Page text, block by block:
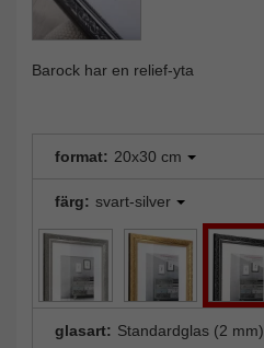
Barock har en relief-yta
format: 20x30 cm
färg: svart-silver
glasart: Standardglas (2 mm)